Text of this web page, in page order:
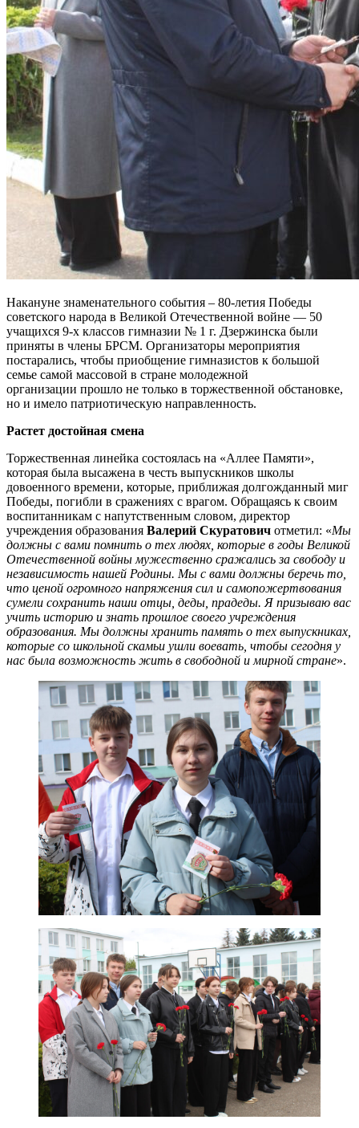
Накануне знаменательного события – 80-летия Победы
советского народа в Великой Отечественной войне — 50
учащихся 9-х классов гимназии № 1 г. Дзержинска были
приняты в члены БРСМ. Организаторы мероприятия
постарались, чтобы приобщение гимназистов к большой
семье самой массовой в стране молодежной
организации прошло не только в торжественной обстановке,
но и имело патриотическую направленность.
Растет достойная смена
Торжественная линейка состоялась на «Аллее Памяти»,
которая была высажена в честь выпускников школы
довоенного времени, которые, приближая долгожданный миг
Победы, погибли в сражениях с врагом. Обращаясь к своим
воспитанникам с напутственным словом, директор
учреждения образования Валерий Скуратович отметил: «Мы
должны с вами помнить о тех людях, которые в годы Великой
Отечественной войны мужественно сражались за свободу и
независимость нашей Родины. Мы с вами должны беречь то,
что ценой огромного напряжения сил и самопожертвования
сумели сохранить наши отцы, деды, прадеды. Я призываю вас
учить историю и знать прошлое своего учреждения
образования. Мы должны хранить память о тех выпускниках,
которые со школьной скамьи ушли воевать, чтобы сегодня у
нас была возможность жить в свободной и мирной стране».